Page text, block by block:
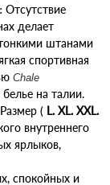
Отсутствие
делает
штанами
спортивная
Chale
на талии.
Размер ( L. XL. XXL.
внутреннего
ярлыков,
спокойных и